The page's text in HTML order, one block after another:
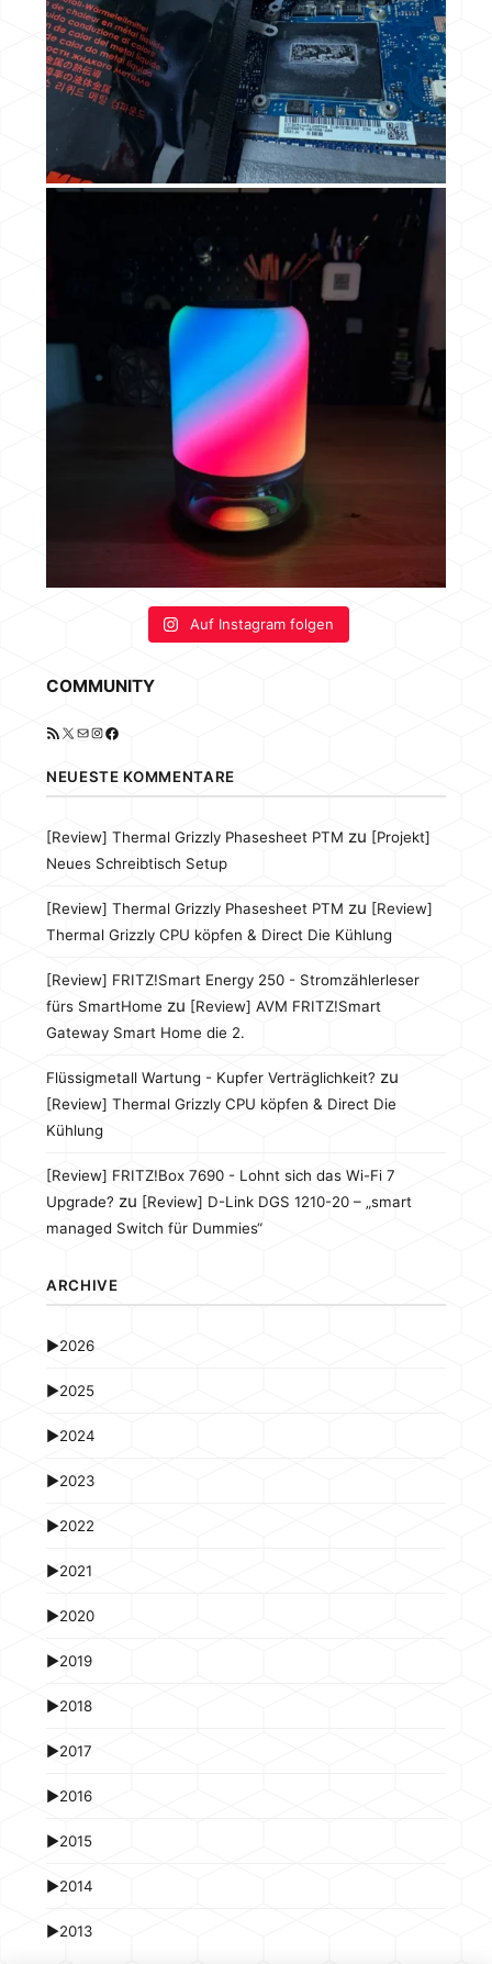
Auf Instagram folgen
COMMUNITY
RSS-Feed
X E-MailInstagram
Facebook
NEUESTE KOMMENTARE
[Review] Thermal Grizzly Phasesheet PTM zu [Projekt]
Neues Schreibtisch Setup
[Review] Thermal Grizzly Phasesheet PTM zu [Review]
Thermal Grizzly CPU köpfen & Direct Die Kühlung
[Review] FRITZ!Smart Energy 250 - Stromzählerleser
fürs SmartHome zu [Review] AVM FRITZ!Smart
Gateway Smart Home die 2.
Flüssigmetall Wartung - Kupfer Verträglichkeit? zu
[Review] Thermal Grizzly CPU köpfen & Direct Die
Kühlung
[Review] FRITZ!Box 7690 - Lohnt sich das Wi-Fi 7
Upgrade? zu [Review] D-Link DGS 1210-20 – „smart
managed Switch für Dummies“
ARCHIVE
►2026
►2025
►2024
►2023
►2022
►2021
►2020
►2019
►2018
►2017
►2016
►2015
►2014
►2013